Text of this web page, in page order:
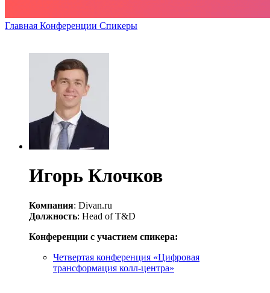
Главная Конференции Спикеры
Игорь Клочков
Компания: Divan.ru
Должность: Head of T&D
Конференции с участием спикера:
Четвертая конференция «Цифровая
трансформация колл-центра»